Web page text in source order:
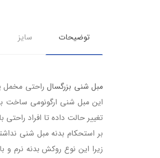
توضیحات سایز
مبل شنی بزرگسالراحتی مخمل
این مبل شنی ارگونومی ساخت
زیرا این نوع روکش بدنه نرم